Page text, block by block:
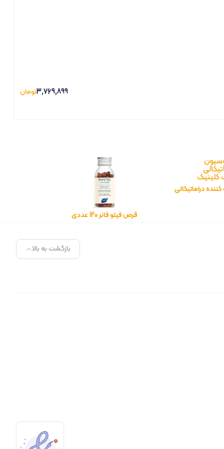
3,769,899تومان
دراماتیکالی
قرص فیتو فانر 120 عددی
بازگشت به بالا